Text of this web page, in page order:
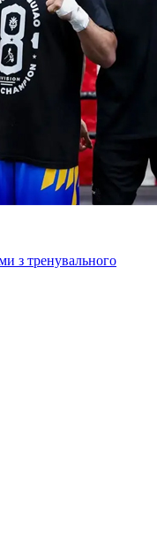
з тренувального